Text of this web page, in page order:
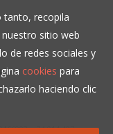
+34 914 497
tanto, recopila
sitio web
de redes sociales y
cookies para
haciendo clic